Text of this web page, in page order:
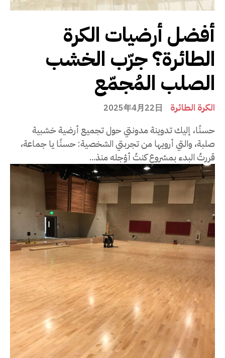
أفضل أرضيات الكرة
الطائرة؟ جرّب الخشب
الصلب المُجمّع
الكرة الطائرة 2025年4月22日
حسنًا، إليك تدوينة مدونتي حول تجميع أرضية خشبية
صلبة، والتي أرويها من تجربتي الشخصية: حسنًا يا جماعة،
قررتُ البدء بمشروعٍ كنتُ أؤجله منذ...